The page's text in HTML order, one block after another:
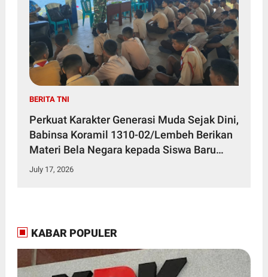
BERITA TNI
Perkuat Karakter Generasi Muda Sejak Dini,
Babinsa Koramil 1310-02/Lembeh Berikan
Materi Bela Negara kepada Siswa Baru
SMKN 3 Bitung dalam Kegiatan MPLS
July 17, 2026
KABAR POPULER